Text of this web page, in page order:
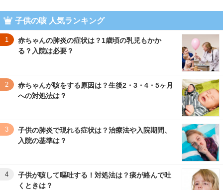
子供の咳 人気ランキング
1
赤ちゃんの肺炎の症状は？1歳頃の乳児もかか
る？入院は必要？
2
赤ちゃんが咳をする原因は？生後2・3・4・5ヶ月
への対処法は？
3
子供の肺炎で現れる症状は？治療法や入院期間、
入院の基準は？
4
子供が咳して嘔吐する！対処法は？痰が絡んで吐
くときは？